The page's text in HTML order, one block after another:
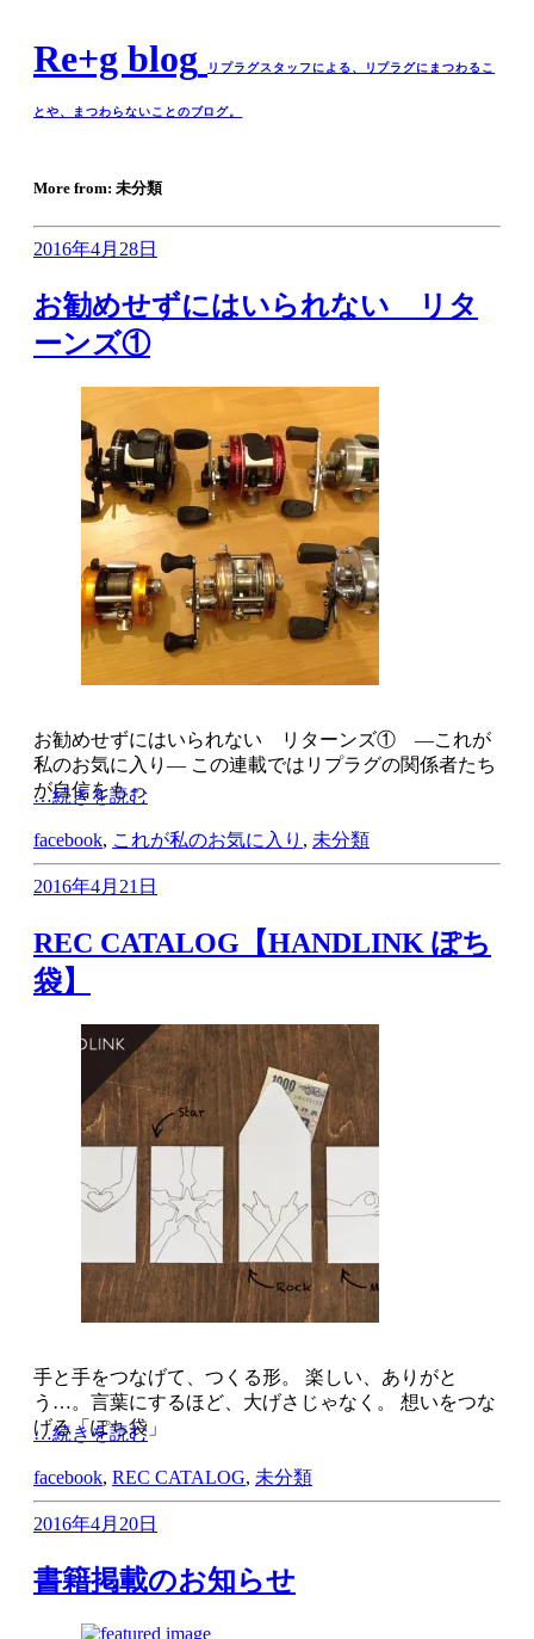
Re+g blog リプラグスタッフによる、リプラグにまつわるこ
とや、まつわらないことのブログ。
More from: 未分類
2016年4月28日
お勧めせずにはいられない リタ
ーンズ①
お勧めせずにはいられない リターンズ① ―これが
私のお気に入り― この連載ではリプラグの関係者たち
が自信をもっ
…続きを読む
facebook, これが私のお気に入り , 未分類
2016年4月21日
REC CATALOG【HANDLINK ぽち
袋】
手と手をつなげて、つくる形。 楽しい、ありがと
う…。言葉にするほど、大げさじゃなく。 想いをつな
げる「ぽち袋」
…続きを読む
facebook, REC CATALOG, 未分類
2016年4月20日
書籍掲載のお知らせ